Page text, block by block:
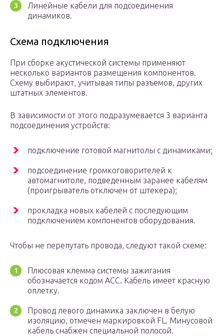
Линейные кабели для подсоединения
динамиков.
Схема подключения
При сборке акустической системы применяют
несколько вариантов размещения компонентов.
Схему выбирают, учитывая типы разъемов, других
штатных элементов.
В зависимости от этого подразумевается 3 варианта
подсоединения устройств:
подключение готовой магнитолы с динамиками;
подсоединение громкоговорителей к
автомагнитоле, подведенным заранее кабелям
(проигрыватель отключен от штекера);
прокладка новых кабелей с последующим
подключением компонентов оборудования.
Чтобы не перепутать провода, следуют такой схеме:
Плюсовая клемма системы зажигания
обозначается кодом ACC. Кабель имеет красную
оплетку.
Провод левого динамика заключен в белую
изоляцию, отмечен маркировкой FL. Минусовой
кабель снабжен специальной полосой.